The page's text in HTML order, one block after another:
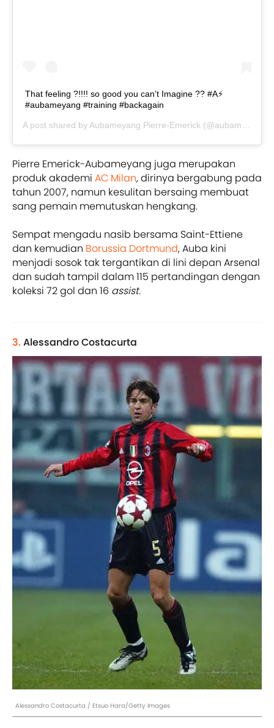
That feeling ?!!!! so good you can’t Imagine ?? #A⚡️
#aubameyang #training #backagain
A post shared by Aubameyang Pierre-Emerick (@aubameyang97) on
Pierre Emerick-Aubameyang juga merupakan
produk akademi AC Milan, dirinya bergabung pada
tahun 2007, namun kesulitan bersaing membuat
sang pemain memutuskan hengkang.
Sempat mengadu nasib bersama Saint-Ettiene
dan kemudian Borussia Dortmund, Auba kini
menjadi sosok tak tergantikan di lini depan Arsenal
dan sudah tampil dalam 115 pertandingan dengan
koleksi 72 gol dan 16 assist.
3. Alessandro Costacurta
Alessandro Costacurta / Etsuo Hara/Getty Images